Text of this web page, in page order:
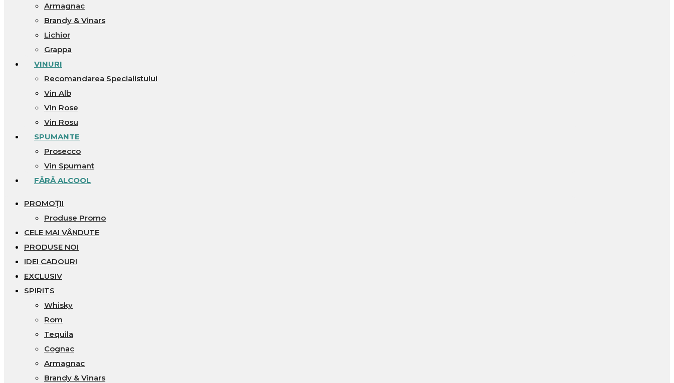
Armagnac
Brandy & Vinars
Lichior
Grappa
VINURI
Recomandarea Specialistului
Vin Alb
Vin Rose
Vin Rosu
SPUMANTE
Prosecco
Vin Spumant
FĂRĂ ALCOOL
PROMOȚII
Produse Promo
CELE MAI VÂNDUTE
PRODUSE NOI
IDEI CADOURI
EXCLUSIV
SPIRITS
Whisky
Rom
Tequila
Cognac
Armagnac
Brandy & Vinars